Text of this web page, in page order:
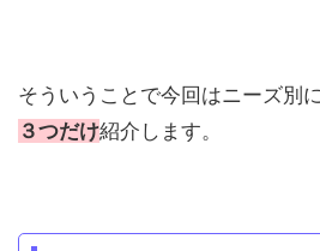
そういうことで今回はニーズ別
３つだけ紹介します。